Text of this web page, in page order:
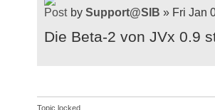
by Support@SIB » Fri Jan
Die Beta-2 von JVx 0.9
Topic locked